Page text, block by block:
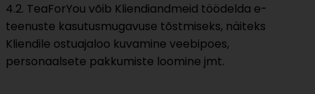
4.2. TeaForYou võib Kliendiandmeid töödelda e-
teenuste kasutusmugavuse tõstmiseks, näiteks
Kliendile ostuajaloo kuvamine veebipoes,
personaalsete pakkumiste loomine jmt.